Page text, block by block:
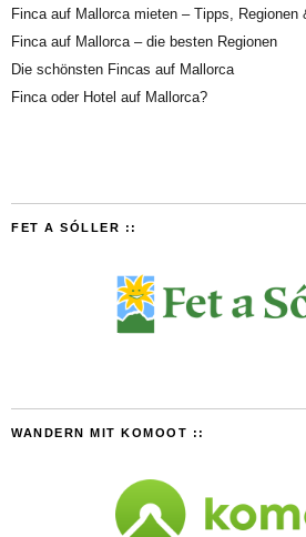
Finca auf Mallorca mieten – Tipps, Regionen
Finca auf Mallorca – die besten Regionen
Die schönsten Fincas auf Mallorca
Finca oder Hotel auf Mallorca?
FET A SÓLLER ::
WANDERN MIT KOMOOT ::